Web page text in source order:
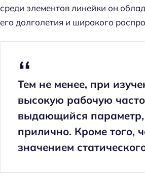
среди элементов линейки он
его долголетия и широкого
Тем не менее, при
высокую рабочую
выдающийся
прилично. Кроме того,
значением